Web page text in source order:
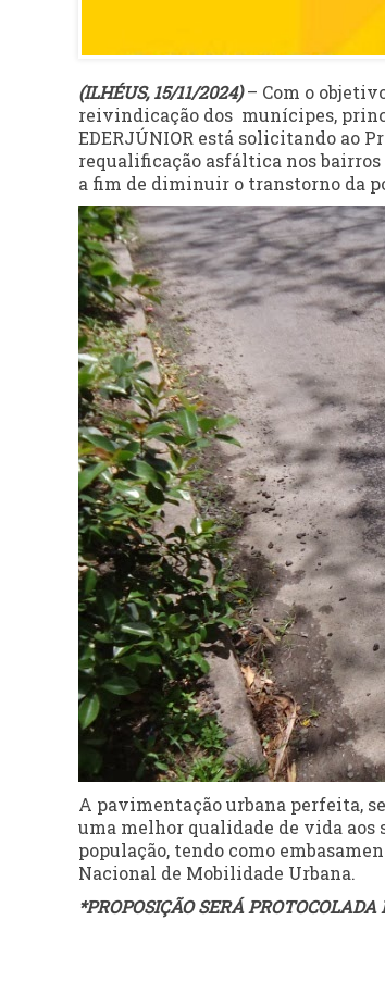
(ILHÉUS, 15/11/2024) – Com o
reivindicação dos munícipes,
EDERJÚNIOR está solicitando ao
requalificação asfáltica nos bairros
a fim de diminuir o transtorno da
A pavimentação urbana perfeita,
uma melhor qualidade de vida
população, tendo como
Nacional de Mobilidade Urbana.
*PROPOSIÇÃO SERÁ